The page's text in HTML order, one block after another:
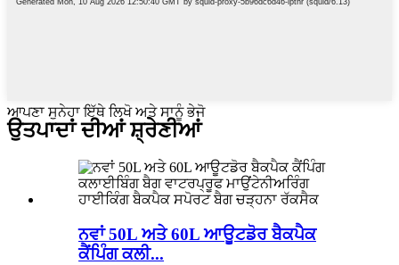
ਆਪਣਾ ਸੁਨੇਹਾ ਇੱਥੇ ਲਿਖੋ ਅਤੇ ਸਾਨੂੰ ਭੇਜੋ
ਉਤਪਾਦਾਂ ਦੀਆਂ ਸ਼੍ਰੇਣੀਆਂ
ਨਵਾਂ 50L ਅਤੇ 60L ਆਊਟਡੋਰ ਬੈਕਪੈਕ
ਕੈਂਪਿੰਗ ਕਲੀ...